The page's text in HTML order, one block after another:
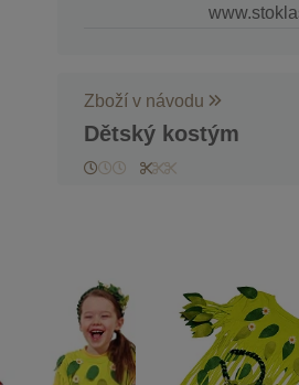
Zboží v návodu
Dětský kostým